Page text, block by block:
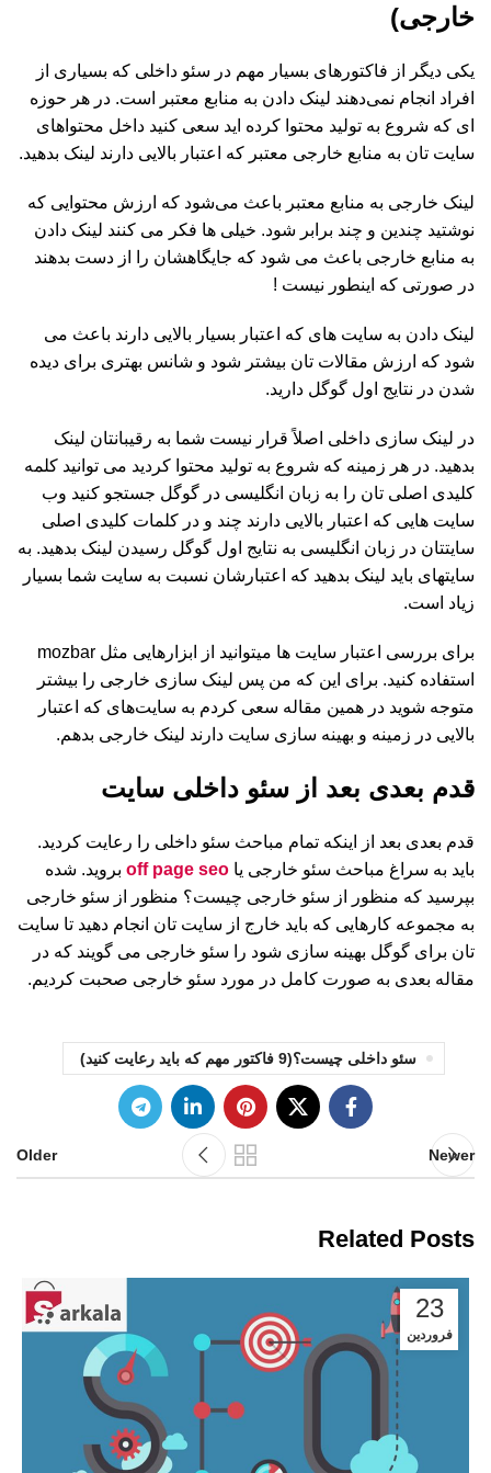
خارجی)
یکی دیگر از فاکتورهای بسیار مهم در سئو داخلی که بسیاری از
افراد انجام نمی‌دهند لینک دادن به منابع معتبر است. در هر حوزه
ای که شروع به تولید محتوا کرده اید سعی کنید داخل محتواهای
سایت تان به منابع خارجی معتبر که اعتبار بالایی دارند لینک بدهید.
لینک خارجی به منابع معتبر باعث می‌شود که ارزش محتوایی که
نوشتید چندین و چند برابر شود. خیلی ها فکر می کنند لینک دادن
به منابع خارجی باعث می شود که جایگاهشان را از دست بدهند
در صورتی که اینطور نیست !
لینک دادن به سایت های که اعتبار بسیار بالایی دارند باعث می
شود که ارزش مقالات تان بیشتر شود و شانس بهتری برای دیده
شدن در نتایج اول گوگل دارید.
در لینک سازی داخلی اصلاً قرار نیست شما به رقیبانتان لینک
بدهید. در هر زمینه که شروع به تولید محتوا کردید می توانید کلمه
کلیدی اصلی تان را به زبان انگلیسی در گوگل جستجو کنید وب
سایت هایی که اعتبار بالایی دارند چند و در کلمات کلیدی اصلی
سایتتان در زبان انگلیسی به نتایج اول گوگل رسیدن لینک بدهید. به
سایتهای باید لینک بدهید که اعتبارشان نسبت به سایت شما بسیار
زیاد است.
برای بررسی اعتبار سایت ها میتوانید از ابزارهایی مثل mozbar
استفاده کنید. برای این که من پس لینک سازی خارجی را بیشتر
متوجه شوید در همین مقاله سعی کردم به سایت‌های که اعتبار
بالایی در زمینه و بهینه سازی سایت دارند لینک خارجی بدهم.
قدم بعدی بعد از سئو داخلی سایت
قدم بعدی بعد از اینکه تمام مباحث سئو داخلی را رعایت کردید.
باید به سراغ مباحث سئو خارجی یا off page seo بروید. شده
بپرسید که منظور از سئو خارجی چیست؟ منظور از سئو خارجی
به مجموعه کارهایی که باید خارج از سایت تان انجام دهید تا سایت
تان برای گوگل بهینه سازی شود را سئو خارجی می گویند که در
مقاله بعدی به صورت کامل در مورد سئو خارجی صحبت کردیم.
سئو داخلی چیست؟(9 فاکتور مهم که باید رعایت کنید)
Newer
Older
Related Posts
23
فروردین